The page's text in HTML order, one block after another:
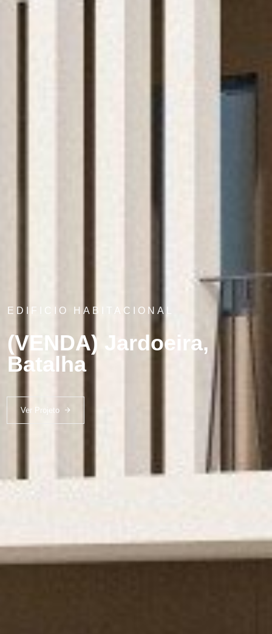
EDIFICIO HABITACIONAL
(VENDA) Jardoeira,
Batalha
Ver Projeto